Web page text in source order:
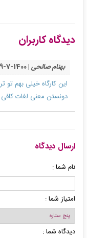
دیدگاه کاربران
بهنام صالحی| 1400-7-29 ساعت 08:33:41
این کارگاه خیلی بهم تو
دونستن معنی لغات
ارسال دیدگاه
نام شما :
امتیاز شما :
دیدگاه شما :